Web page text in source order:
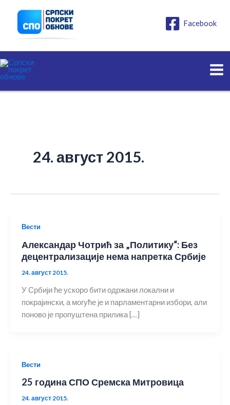
садржај
Facebook
24. август 2015.
Вести
Александар Чотрић за „Политику“: Без
децентрализације нема напретка Србије
24. август 2015.
У Србији ће ускоро бити одржани локални и
покрајински, а могуће је и парламентарни избори, али
поново је пропуштена прилика […]
Вести
25 година СПО Сремска Митровица
24. август 2015.